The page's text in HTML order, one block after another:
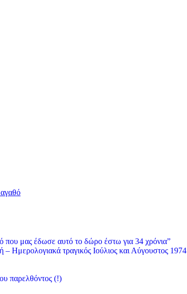
αγαθό
που μας έδωσε αυτό το δώρο έστω για 34 χρόνια”
– Ημερολογιακά τραγικός Ιούλιος και Αύγουστος 1974
παρελθόντος (!)